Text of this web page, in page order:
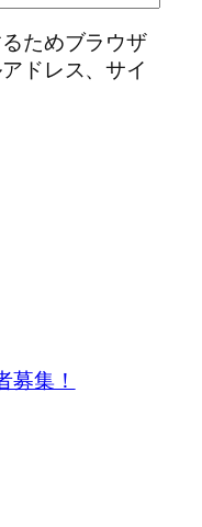
ためブラウザ
ドレス、サイ
集！